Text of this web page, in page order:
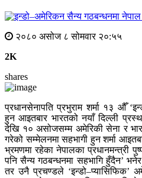
२०८० असोज ८ सोमवार २०:५५
2K
shares
प्रधानसेनापति प्रभुराम शर्मा १३ औँ
हुन आइतबार भारतको नयाँ दिल्ली
देखि १० असोजसम्म अमेरिकी सेना र
गरेको सम्मेलनमा सहभागी हुन शर्मा
भ्रमणमा रहेका नेपालका प्रधानमन्त्री
पनि सैन्य गठबन्धनमा सहभागि हुँदैन’
तर उनै प्रचण्डले ‘इन्डो–प्यासिफिक’